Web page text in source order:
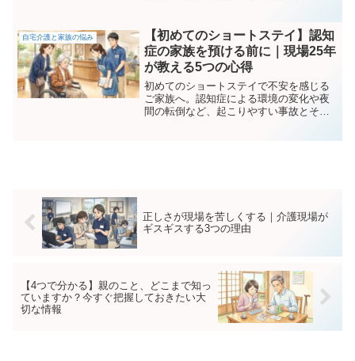
自宅介護と家族の悩み
【初めてのショートステイ】認知
症の家族を預ける前に｜現場25年
が教える5つの心得
初めてのショートステイで不安を感じる
ご家族へ。認知症による環境の変化や夜
間の転倒など、起こりやすい事故とその
正しさが現場を苦しくする｜介護現場が
ギスギスする3つの理由
【4つで分かる】親のこと、どこまで知っ
ていますか？今すぐ把握しておきたい大
切な情報